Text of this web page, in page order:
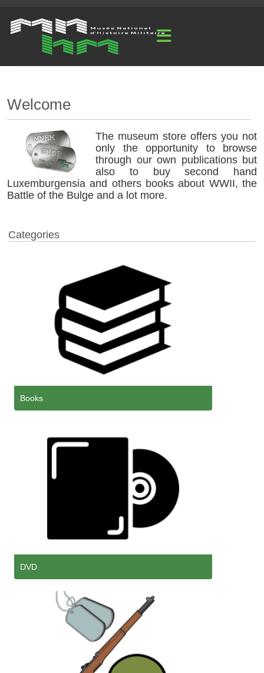
Welcome
The museum store offers you not
only the opportunity to browse
through our own publications but
also to buy second hand
Luxemburgensia and others books about WWII, the
Battle of the Bulge and a lot more.
Categories
Books
DVD